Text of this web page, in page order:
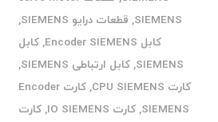
SIEMENS
, قطعات درایو SIEMENS
,
کابل Encoder SIEMENS
,کابل
SIEMENS
,کابل ارتباطی SIEMENS
,
کارت CPU SIEMENS
,
کارت Encoder
SIEMENS
,کارت IO SIEMENS ,کارت